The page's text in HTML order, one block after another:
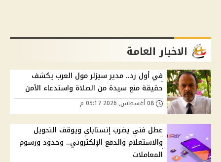
الاخبار العامة
في أول رد.. مدير سيزلر مول العرب يكشف
حقيقة منع سيدة من الصلاة واستدعاء الأمن
عطل فني يضرب إنستاباي ويوقف التحويل
والاستعلام والدفع الإلكتروني.. وحدود ورسوم
المعاملات